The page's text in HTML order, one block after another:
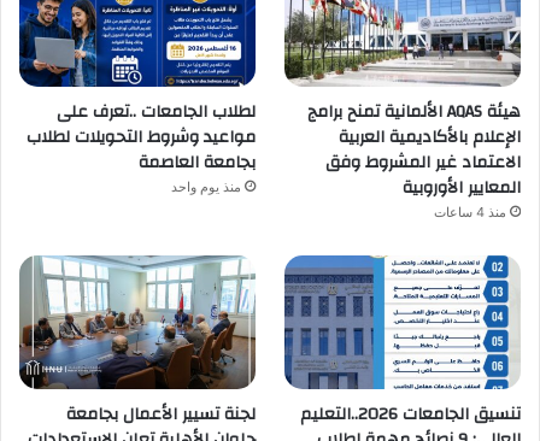
هيئة AQAS الألمانية تمنح برامج
الإعلام بالأكاديمية العربية
الاعتماد غير المشروط وفق
المعايير الأوروبية
منذ 4 ساعات
لطلاب الجامعات ..تعرف على
مواعيد وشروط التحويلات لطلاب
بجامعة العاصمة
منذ يوم واحد
تنسيق الجامعات 2026..التعليم
لجنة تسيير الأعمال بجامعة